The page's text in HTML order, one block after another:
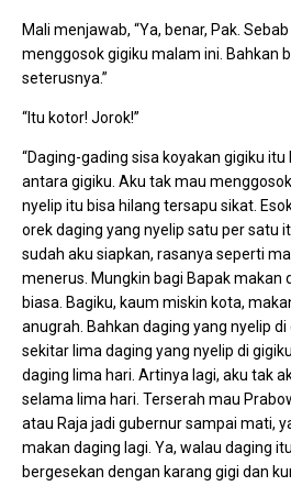
Mali menjawab, “Ya, benar, Pak.
menggosok gigiku malam ini. Bahkan
seterusnya.”
“Itu kotor! Jorok!”
“Daging-gading sisa koyakan gigiku
antara gigiku. Aku tak mau
nyelip itu bisa hilang tersapu sikat.
orek daging yang nyelip satu per satu
sudah aku siapkan, rasanya seperti
menerus. Mungkin bagi Bapak makan
biasa. Bagiku, kaum miskin kota,
anugrah. Bahkan daging yang nyelip
sekitar lima daging yang nyelip di
daging lima hari. Artinya lagi, aku tak
selama lima hari. Terserah mau
atau Raja jadi gubernur sampai mati,
makan daging lagi. Ya, walau daging
bergesekan dengan karang gigi dan